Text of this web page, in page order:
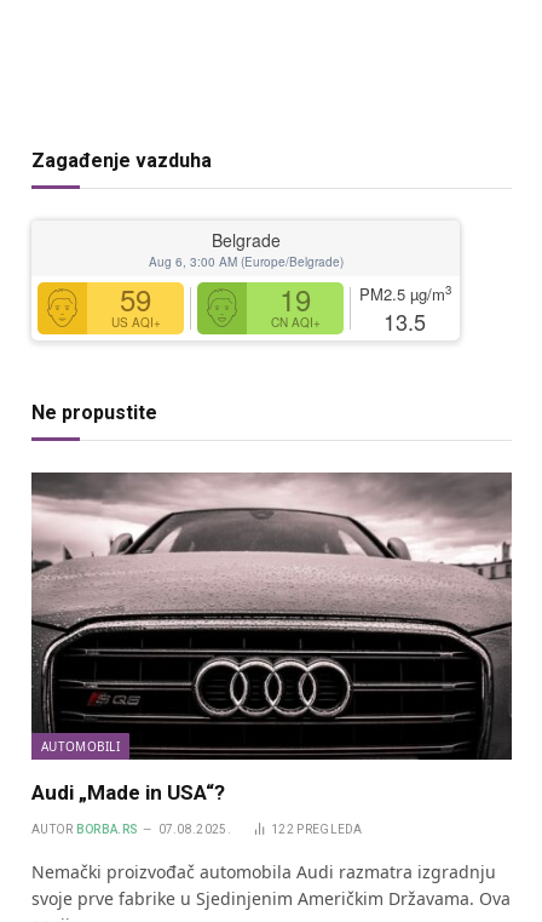
Zagađenje vazduha
Belgrade
Aug 6, 3:00 AM (Europe/Belgrade)
59
US AQI+
19
CN AQI+
PM2.5 µg/m3
13.5
Ne propustite
AUTOMOBILI
Audi „Made in USA“?
AUTOR BORBA.RS 07.08.2025. 122 PREGLEDA
Nemački proizvođač automobila Audi razmatra izgradnju
svoje prve fabrike u Sjedinjenim Američkim Državama. Ova